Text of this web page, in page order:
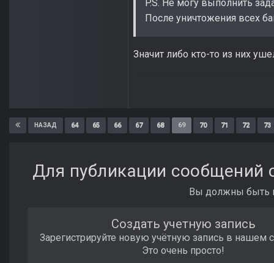
P.S. Не могу выполнить
После уничтожения всех
Значит либо кто-то из них
НАЗАД 64 65 66 67 68 69 70 71 72 73
Для публикации сообщений
Вы должны быть
Создать учетную запись
Зарегистрируйте новую учётную запись в нашем
Это очень просто!